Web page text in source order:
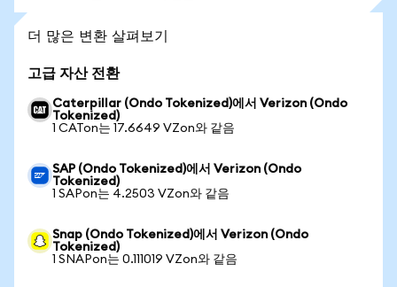
더 많은 변환 살펴보기
고급 자산 전환
Caterpillar (Ondo Tokenized)에서 Verizon (Ondo
Tokenized)
1 CATon는 17.6649 VZon와 같음
SAP (Ondo Tokenized)에서 Verizon (Ondo
Tokenized)
1 SAPon는 4.2503 VZon와 같음
Snap (Ondo Tokenized)에서 Verizon (Ondo
Tokenized)
1 SNAPon는 0.111019 VZon와 같음